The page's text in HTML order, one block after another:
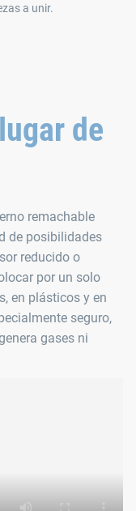
a unir.
de
remachable
de posibilidades
reducido o
por un solo
en plásticos y en
seguro,
gases ni